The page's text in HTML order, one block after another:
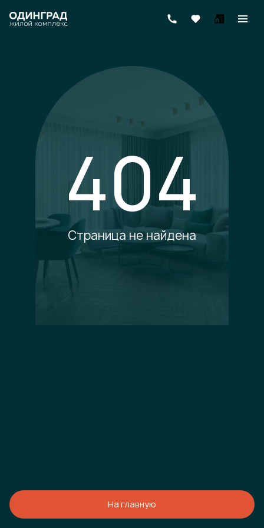
404
Страница не найдена
На главную